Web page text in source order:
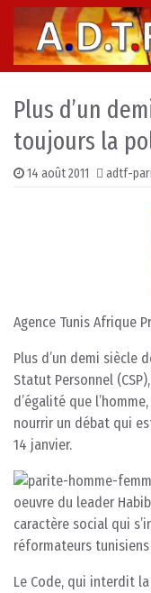
Skip to content
Main Navigation
Plus d’un
toujours la
14 août 2011 adtf-
Agence Tunis Afrique
Plus d’un demi siècle
Statut Personnel
d’égalité que
nourrir un débat qui
14 janvier.
oeuvre du leader
caractère social qui
réformateurs
Le Code, qui interdit